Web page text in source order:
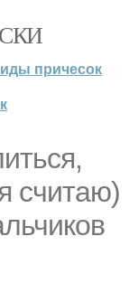
причесок
считаю)